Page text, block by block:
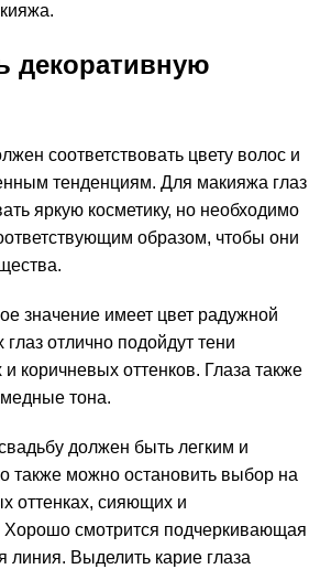
декоративную
соответствовать цвету волос и
тенденциям. Для макияжа глаз
яркую косметику, но необходимо
образом, чтобы они
значение имеет цвет радужной
отлично подойдут тени
коричневых оттенков. Глаза также
тона.
должен быть легким и
также можно остановить выбор на
оттенках, сияющих и
Хорошо смотрится подчеркивающая
линия. Выделить карие глаза